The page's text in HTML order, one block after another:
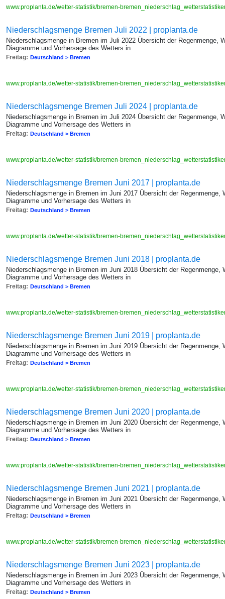
www.proplanta.de/wetter-statistik/bremen-
Niederschlagsmenge Bremen Juli 2022 | proplanta.de
Niederschlagsmenge in Bremen im Juli 2022 Übersicht der Regenmenge,
Diagramme und Vorhersage des Wetters in
Freitag: Deutschland > Bremen
www.proplanta.de/wetter-statistik/bremen-
Niederschlagsmenge Bremen Juli 2024 | proplanta.de
Niederschlagsmenge in Bremen im Juli 2024 Übersicht der Regenmenge,
Diagramme und Vorhersage des Wetters in
Freitag: Deutschland > Bremen
www.proplanta.de/wetter-statistik/bremen-
Niederschlagsmenge Bremen Juni 2017 | proplanta.de
Niederschlagsmenge in Bremen im Juni 2017 Übersicht der
Diagramme und Vorhersage des Wetters in
Freitag: Deutschland > Bremen
www.proplanta.de/wetter-statistik/bremen-
Niederschlagsmenge Bremen Juni 2018 | proplanta.de
Niederschlagsmenge in Bremen im Juni 2018 Übersicht der
Diagramme und Vorhersage des Wetters in
Freitag: Deutschland > Bremen
www.proplanta.de/wetter-statistik/bremen-
Niederschlagsmenge Bremen Juni 2019 | proplanta.de
Niederschlagsmenge in Bremen im Juni 2019 Übersicht der
Diagramme und Vorhersage des Wetters in
Freitag: Deutschland > Bremen
www.proplanta.de/wetter-statistik/bremen-
Niederschlagsmenge Bremen Juni 2020 | proplanta.de
Niederschlagsmenge in Bremen im Juni 2020 Übersicht der
Diagramme und Vorhersage des Wetters in
Freitag: Deutschland > Bremen
www.proplanta.de/wetter-statistik/bremen-
Niederschlagsmenge Bremen Juni 2021 | proplanta.de
Niederschlagsmenge in Bremen im Juni 2021 Übersicht der
Diagramme und Vorhersage des Wetters in
Freitag: Deutschland > Bremen
www.proplanta.de/wetter-statistik/bremen-
Niederschlagsmenge Bremen Juni 2023 | proplanta.de
Niederschlagsmenge in Bremen im Juni 2023 Übersicht der
Diagramme und Vorhersage des Wetters in
Freitag: Deutschland > Bremen